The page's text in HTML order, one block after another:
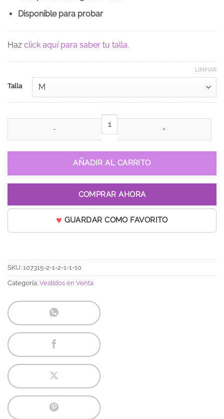
Disponible para probar
Haz click aquí para saber tu talla.
Talla
LIMPIAR
Vestido de 15 años Giss Rojo cantidad
AÑADIR AL CARRITO
COMPRAR AHORA
GUARDAR COMO FAVORITO
SKU: 107315-2-1-2-1-1-10
Categoría: Vestidos en Venta